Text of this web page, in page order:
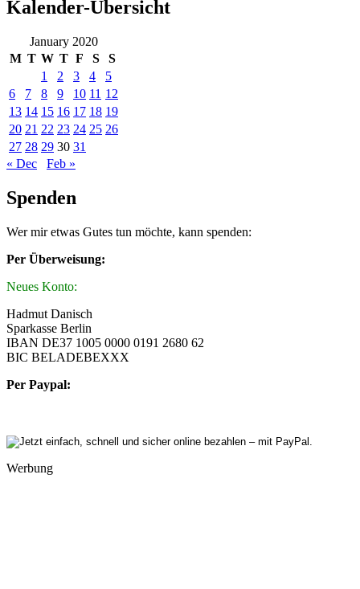
Kalender-Übersicht
January 2020
M T W T F S
S
1
2 3 4
5
6
7 8 9 10 11 12
13 14 15 16 17 18 19
20 21 22 23 24 25 26
27 28 29 30 31
« Dec
Feb »
Spenden
Wer mir etwas Gutes tun möchte, kann spenden:
Per Überweisung:
Neues Konto:
Hadmut Danisch
Sparkasse Berlin
IBAN DE37 1005 0000 0191 2680 62
BIC BELADEBEXXX
Per Paypal:
Werbung